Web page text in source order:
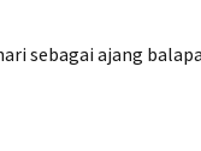
sebagai ajang